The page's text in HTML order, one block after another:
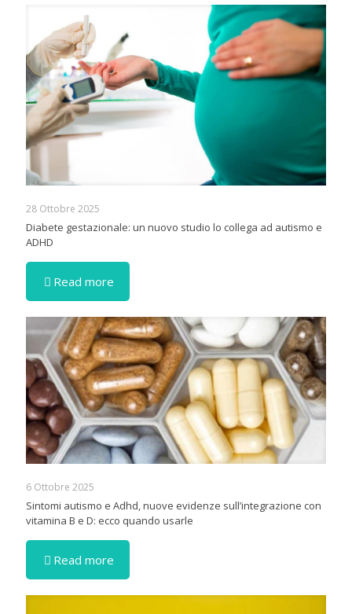
28 Ottobre 2025
Diabete gestazionale: un nuovo studio lo collega ad autismo e
ADHD
Read more
6 Ottobre 2025
Sintomi autismo e Adhd, nuove evidenze sull’integrazione con
vitamina B e D: ecco quando usarle
Read more